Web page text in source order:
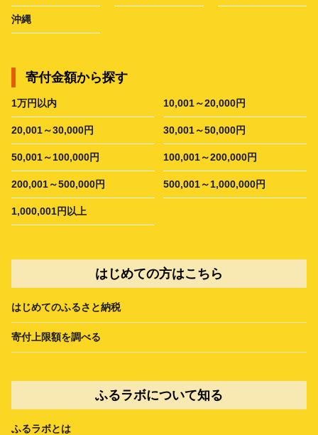
沖縄
寄付金額から探す
1万円以内 10,001～20,000円
20,001～30,000円 30,001～50,000円
50,001～100,000円 100,001～200,000円
200,001～500,000円 500,001～1,000,000円
1,000,001円以上
はじめての方はこちら
はじめてのふるさと納税
寄付上限額を調べる
ふるラボについて知る
ふるラボとは